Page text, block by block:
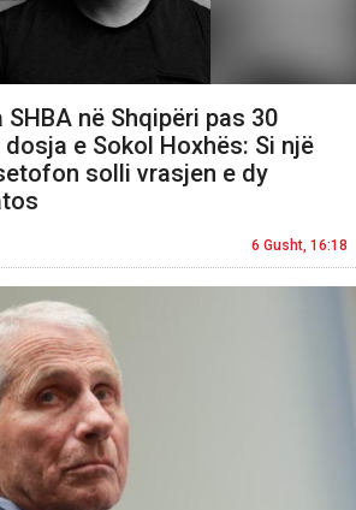
në Shqipëri pas 30
e Sokol Hoxhës: Si një
solli vrasjen e dy
6 Gusht, 16:18